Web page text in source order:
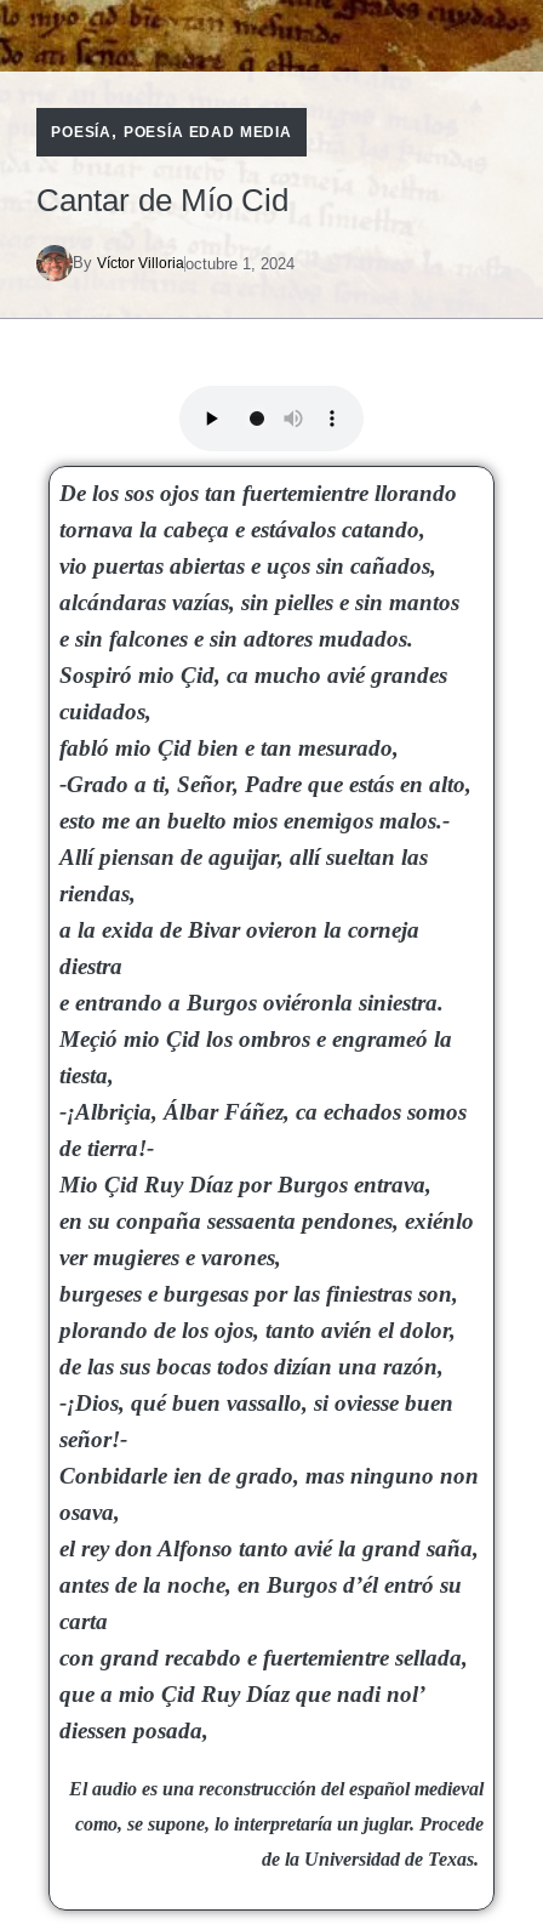
POESÍA, POESÍA EDAD MEDIA
Cantar de Mío Cid
By Víctor Villoriaoctubre 1, 2024
De los sos ojos tan fuertemientre llorando
tornava la cabeça e estávalos catando,
vio puertas abiertas e uços sin cañados,
alcándaras vazías, sin pielles e sin mantos
e sin falcones e sin adtores mudados.
Sospiró mio Çid, ca mucho avié grandes
cuidados,
fabló mio Çid bien e tan mesurado,
-Grado a ti, Señor, Padre que estás en alto,
esto me an buelto mios enemigos malos.-
Allí piensan de aguijar, allí sueltan las
riendas,
a la exida de Bivar ovieron la corneja
diestra
e entrando a Burgos oviéronla siniestra.
Meçió mio Çid los ombros e engrameó la
tiesta,
-¡Albriçia, Álbar Fáñez, ca echados somos
de tierra!-
Mio Çid Ruy Díaz por Burgos entrava,
en su conpaña sessaenta pendones, exiénlo
ver mugieres e varones,
burgeses e burgesas por las finiestras son,
plorando de los ojos, tanto avién el dolor,
de las sus bocas todos dizían una razón,
-¡Dios, qué buen vassallo, si oviesse buen
señor!-
Conbidarle ien de grado, mas ninguno non
osava,
el rey don Alfonso tanto avié la grand saña,
antes de la noche, en Burgos d’él entró su
carta
con grand recabdo e fuertemientre sellada,
que a mio Çid Ruy Díaz que nadi nol’
diessen posada,
El audio es una reconstrucción del español medieval
como, se supone, lo interpretaría un juglar. Procede
de la Universidad de Texas.